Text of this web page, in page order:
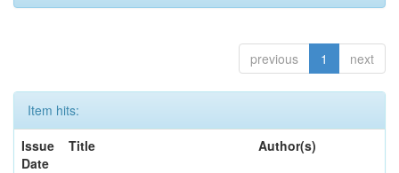
previous 1 next
Item hits:
Issue
Date
Title Author(s)